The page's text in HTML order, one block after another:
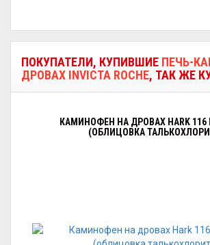
ПОКУПАТЕЛИ, КУПИВШИЕ ПЕЧЬ-
ДРОВАХ INVICTA ROCHE, ТАК ЖЕ
КАМИНОФЕН НА ДРОВАХ HARK 116
(ОБЛИЦОВКА